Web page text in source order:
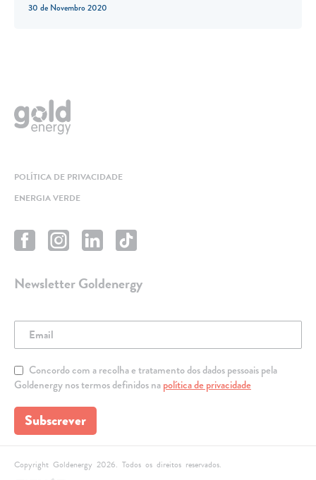
30 de Novembro 2020
POLÍTICA DE PRIVACIDADE
ENERGIA VERDE
Newsletter Goldenergy
Concordo com a recolha e tratamento dos dados pessoais pela
Goldenergy nos termos definidos napolítica de privacidade
Subscrever
Copyright Goldenergy 2026. Todos os direitos reservados.